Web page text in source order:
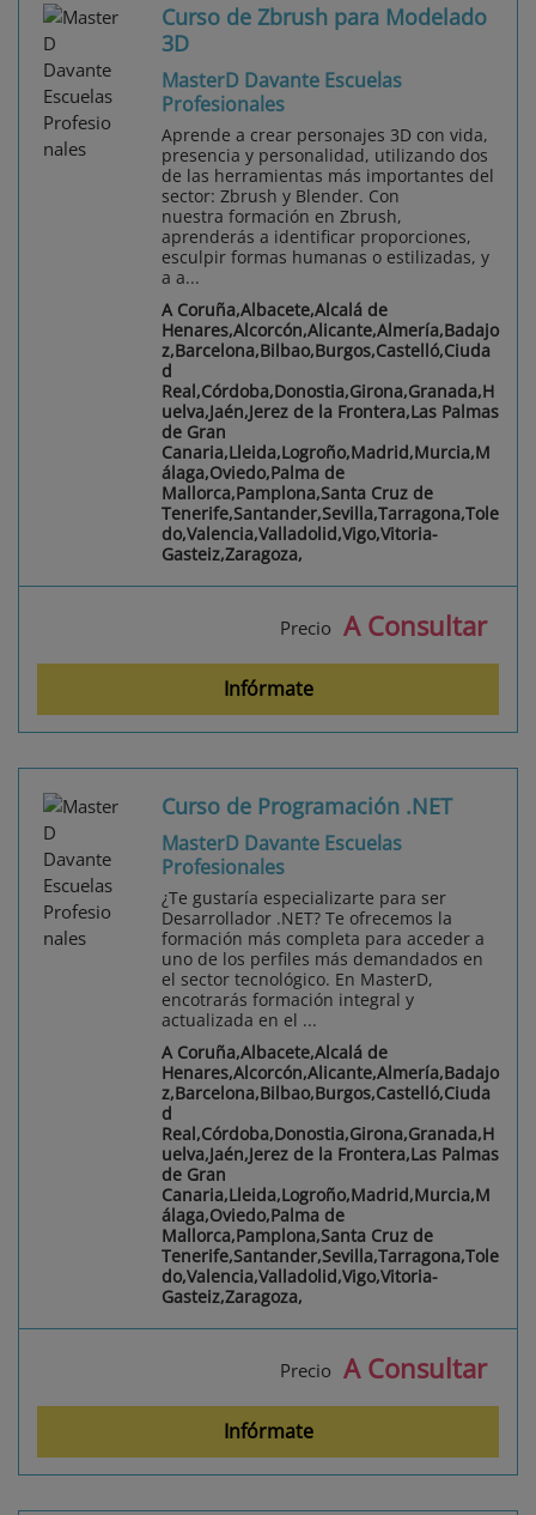
Curso de Zbrush para Modelado
3D
MasterD Davante Escuelas
Profesionales
Aprende a crear personajes 3D con vida,
presencia y personalidad, utilizando dos
de las herramientas más importantes del
sector: Zbrush y Blender. Con
nuestra formación en Zbrush,
aprenderás a identificar proporciones,
esculpir formas humanas o estilizadas, y
a a...
A Coruña,Albacete,Alcalá de
Henares,Alcorcón,Alicante,Almería,Badajo
z,Barcelona,Bilbao,Burgos,Castelló,Ciuda
d
Real,Córdoba,Donostia,Girona,Granada,H
uelva,Jaén,Jerez de la Frontera,Las Palmas
de Gran
Canaria,Lleida,Logroño,Madrid,Murcia,M
álaga,Oviedo,Palma de
Mallorca,Pamplona,Santa Cruz de
Tenerife,Santander,Sevilla,Tarragona,Tole
do,Valencia,Valladolid,Vigo,Vitoria-
Gasteiz,Zaragoza,
Precio A Consultar
Infórmate
Curso de Programación .NET
MasterD Davante Escuelas
Profesionales
¿Te gustaría especializarte para ser
Desarrollador .NET? Te ofrecemos la
formación más completa para acceder a
uno de los perfiles más demandados en
el sector tecnológico. En MasterD,
encotrarás formación integral y
actualizada en el ...
A Coruña,Albacete,Alcalá de
Henares,Alcorcón,Alicante,Almería,Badajo
z,Barcelona,Bilbao,Burgos,Castelló,Ciuda
d
Real,Córdoba,Donostia,Girona,Granada,H
uelva,Jaén,Jerez de la Frontera,Las Palmas
de Gran
Canaria,Lleida,Logroño,Madrid,Murcia,M
álaga,Oviedo,Palma de
Mallorca,Pamplona,Santa Cruz de
Tenerife,Santander,Sevilla,Tarragona,Tole
do,Valencia,Valladolid,Vigo,Vitoria-
Gasteiz,Zaragoza,
Precio A Consultar
Infórmate